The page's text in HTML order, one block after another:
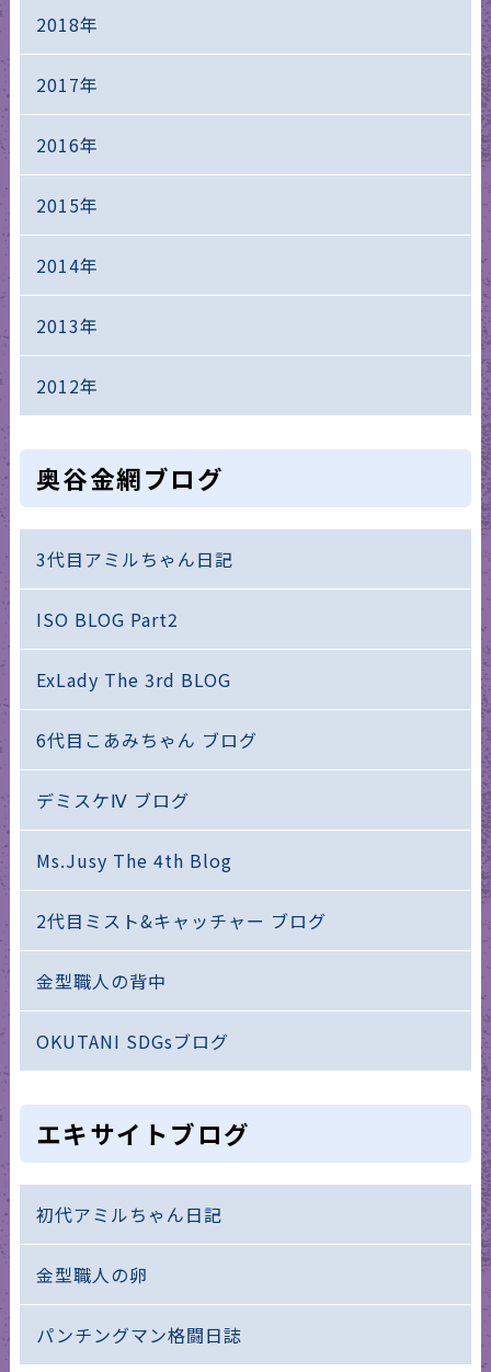
2018年
2017年
2016年
2015年
2014年
2013年
2012年
奥谷金網ブログ
3代目アミルちゃん日記
ISO BLOG Part2
ExLady The 3rd BLOG
6代目こあみちゃん ブログ
デミスケⅣ ブログ
Ms.Jusy The 4th Blog
2代目ミスト&キャッチャー ブログ
金型職人の背中
OKUTANI SDGsブログ
エキサイトブログ
初代アミルちゃん日記
金型職人の卵
パンチングマン格闘日誌